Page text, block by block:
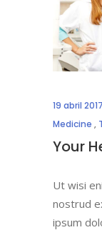
19 abril 2017
Medicine ,
Your
Ut wisi
nostrud
ipsum